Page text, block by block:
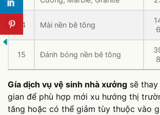
14 Mài nền bê tông
15 Đánh bóng nền bê tông
Gía dịch vụ vệ sinh nhà xưởng sẽ
gian để phù hợp mới xu hướng thị
tăng hoặc có thể giảm tùy thuộc vào